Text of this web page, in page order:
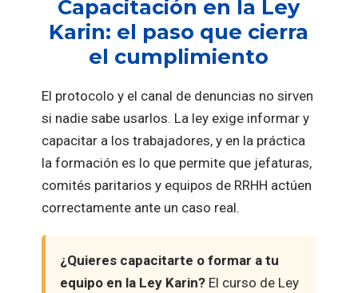
Capacitación en la Ley
Karin: el paso que cierra
el cumplimiento
El protocolo y el canal de denuncias no sirven
si nadie sabe usarlos. La ley exige informar y
capacitar a los trabajadores, y en la práctica
la formación es lo que permite que jefaturas,
comités paritarios y equipos de RRHH actúen
correctamente ante un caso real.
¿Quieres capacitarte o formar a tu
equipo en la Ley Karin? El curso de Ley